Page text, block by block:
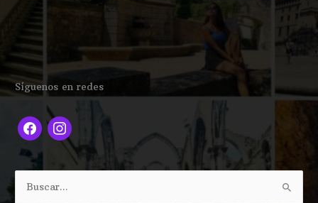
Síguenos en redes
f
c
i
n
s